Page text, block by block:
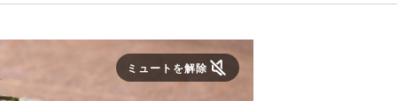
ミュートを解除